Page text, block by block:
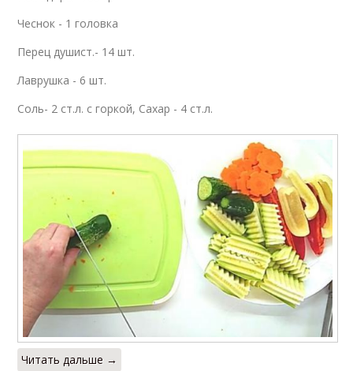
Чеснок - 1 головка
Перец душист.- 14 шт.
Лаврушка - 6 шт.
Соль- 2 ст.л. с горкой, Сахар - 4 ст.л.
Читать дальше →